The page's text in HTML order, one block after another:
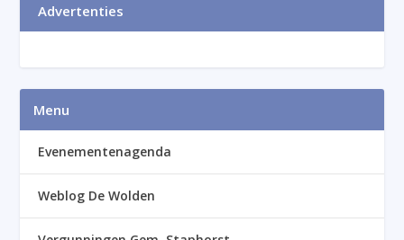
Advertenties
Menu
Evenementenagenda
Weblog De Wolden